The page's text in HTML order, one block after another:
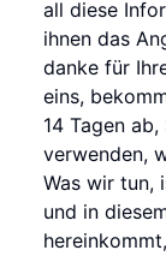
all diese
ihnen das
danke für
eins,
14 Tagen
verwenden,
Was wir tun,
und in